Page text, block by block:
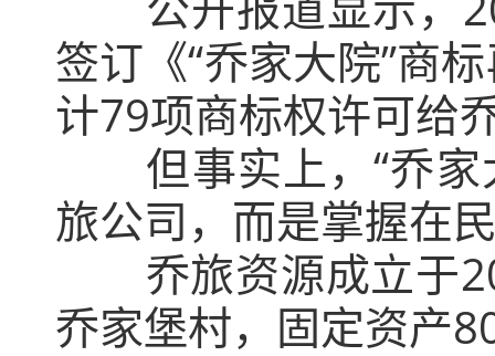
签订《“乔家大院”商
计79项商标权许可给
但事实上，“乔
旅公司，而是掌握在
乔旅资源成立于
乔家堡村，固定资产